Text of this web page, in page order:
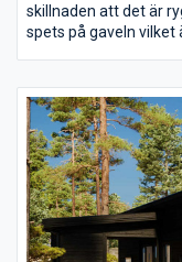
skillnaden att det är
spets på gaveln vilket
sovrum och
möts man av ett
trädgården.